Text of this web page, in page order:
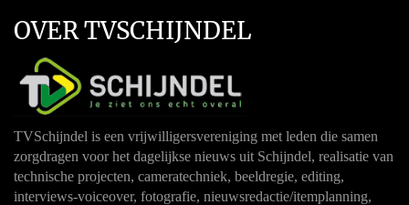
OVER TVSCHIJNDEL
TVSchijndel is een vrijwilligersvereniging met leden die samen
zorgdragen voor het dagelijkse nieuws uit Schijndel, realisatie van
technische projecten, cameratechniek, beeldregie, editing,
interviews-voiceover, fotografie, nieuwsredactie/itemplanning,